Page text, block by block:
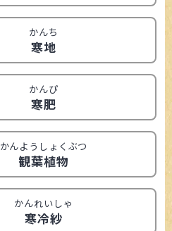
かんち
寒地
かんぴ
寒肥
かんようしょくぶつ
観葉植物
かんれいしゃ
寒冷紗